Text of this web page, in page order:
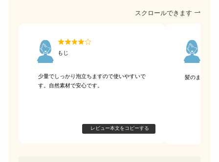
スクロールできます
もじ
少量でしっかり泡立ちますので使いやすいで
す。自然素材で安心です。
レビュー本文をコピーする
髪のまとまり